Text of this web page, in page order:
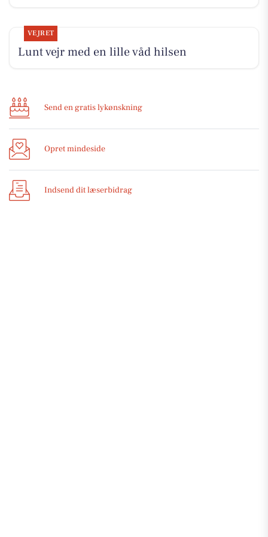
VEJRET
Lunt vejr med en lille våd hilsen
Send en gratis lykønskning
Opret mindeside
Indsend dit læserbidrag